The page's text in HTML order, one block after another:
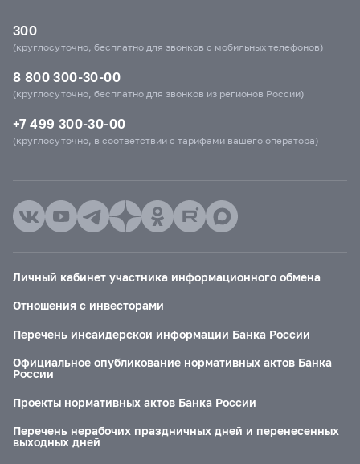
300
(круглосуточно, бесплатно для звонков с мобильных телефонов)
8 800 300-30-00
(круглосуточно, бесплатно для звонков из регионов России)
+7 499 300-30-00
(круглосуточно, в соответствии с тарифами вашего оператора)
Личный кабинет участника информационного обмена
Отношения с инвесторами
Перечень инсайдерской информации Банка России
Официальное опубликование нормативных актов Банка
России
Проекты нормативных актов Банка России
Перечень нерабочих праздничных дней и перенесенных
выходных дней